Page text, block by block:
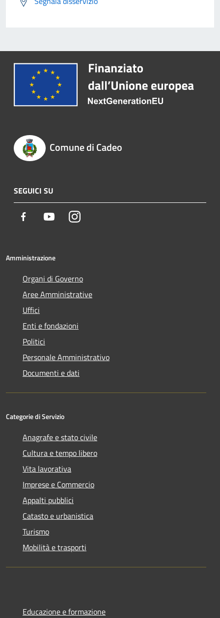
Comune di Cadeo
SEGUICI SU
Facebook YoutubeInstagram
Amministrazione
Organi di Governo
Aree Amministrative
Uffici
Enti e fondazioni
Politici
Personale Amministrativo
Documenti e dati
Categorie di Servizio
Anagrafe e stato civile
Cultura e tempo libero
Vita lavorativa
Imprese e Commercio
Appalti pubblici
Catasto e urbanistica
Turismo
Mobilità e trasporti
Educazione e formazione